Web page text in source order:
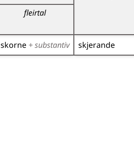
fleirtal
skorne + substantiv skjerande